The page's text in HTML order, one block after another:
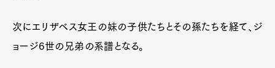
次にエリザベス女王の妹の子供たちとその孫たちを経て、ジ
ョージ6世の兄弟の系譜となる。